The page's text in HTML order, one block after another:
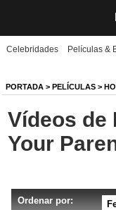
Biografías
Películas
TV
Música
Celebridades Películas &
PORTADA > PELÍCULAS >
Vídeos de
Your
Ordenar por: